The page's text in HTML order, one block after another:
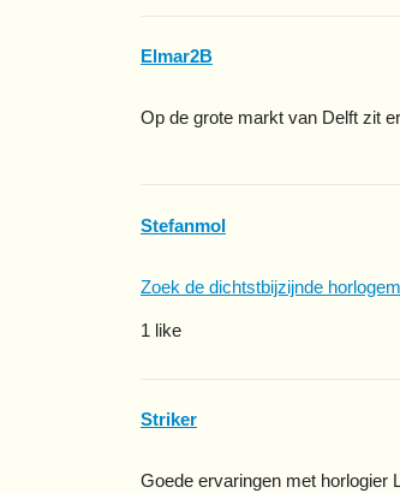
Elmar2B
Op de grote markt van Delft zit
Stefanmol
Zoek de dichtstbijzijnde
1 like
Striker
Goede ervaringen met horlogier